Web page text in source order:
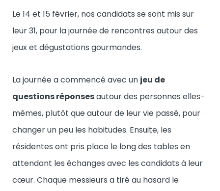
Le 14 et 15 février, nos candidats se sont mis sur
leur 31, pour la journée de rencontres autour des
jeux et dégustations gourmandes.
La journée a commencé avec un jeu de
questions réponsesautour des personnes elles-
mêmes, plutôt que autour de leur vie passé, pour
changer un peu les habitudes. Ensuite, les
résidentes ont pris place le long des tables en
attendant les échanges avec les candidats à leur
cœur. Chaque messieurs a tiré au hasard le